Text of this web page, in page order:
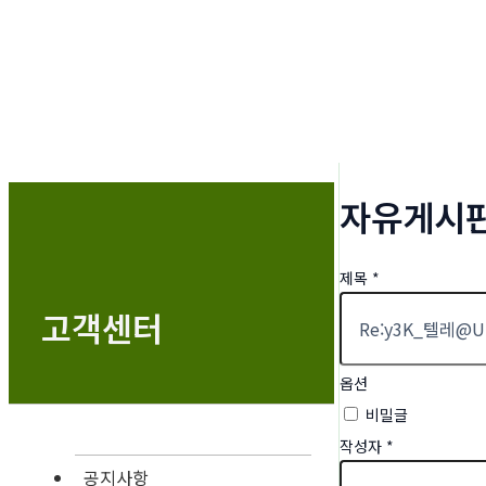
고객센터
공지사항
자유게시
제목 *
옵션
비밀글
작성자 *